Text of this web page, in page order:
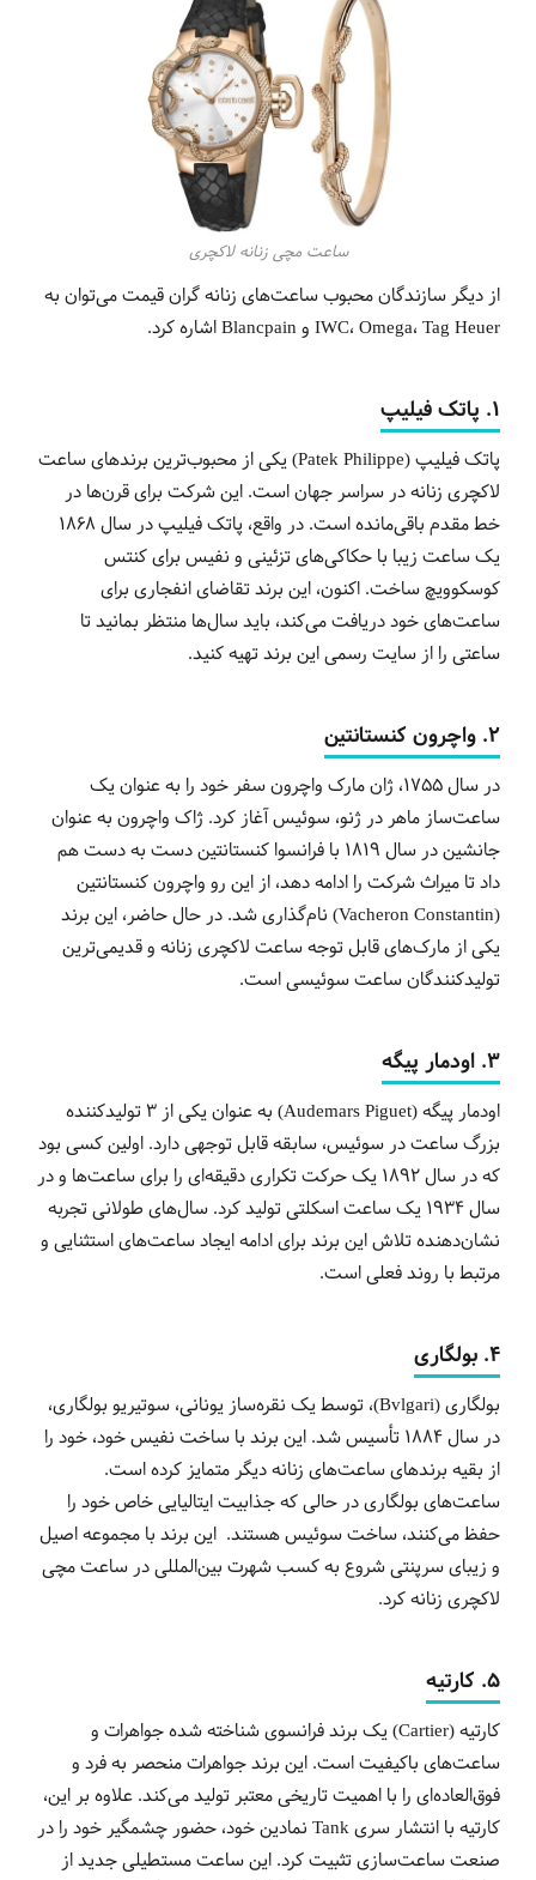
ساعت مچی زنانه لاکچری
از دیگر سازندگان محبوب ساعت‌های زنانه گران قیمت می‌توان به
IWC، Omega، Tag Heuer و Blancpain اشاره کرد.
1. پاتک فیلیپ
پاتک فیلیپ (Patek Philippe) یکی از محبوب‌ترین برندهای ساعت
لاکچری زنانه در سراسر جهان است. این شرکت برای قرن‌ها در
خط مقدم باقی‌مانده است. در واقع، پاتک فیلیپ در سال 1868
یک ساعت زیبا با حکاکی‌های تزئینی و نفیس برای کنتس
کوسکوویچ ساخت. اکنون، این برند تقاضای انفجاری برای
ساعت‌های خود دریافت می‌کند، باید سال‌ها منتظر بمانید تا
ساعتی را از سایت رسمی این برند تهیه کنید.
2. واچرون کنستانتین
در سال 1755، ژان مارک واچرون سفر خود را به عنوان یک
ساعت‌ساز ماهر در ژنو، سوئیس آغاز کرد. ژاک واچرون به عنوان
جانشین در سال 1819 با فرانسوا کنستانتین دست به دست هم
داد تا میراث شرکت را ادامه دهد، از این رو واچرون کنستانتین
(Vacheron Constantin) نام‌گذاری شد. در حال حاضر، این برند
یکی از مارک‌های قابل توجه ساعت لاکچری زنانه و قدیمی‌ترین
تولیدکنندگان ساعت سوئیسی است.
3. اودمار پیگه
اودمار پیگه (Audemars Piguet) به عنوان یکی از 3 تولیدکننده
بزرگ ساعت در سوئیس، سابقه قابل توجهی دارد. اولین کسی بود
که در سال 1892 یک حرکت تکراری دقیقه‌ای را برای ساعت‌ها و در
سال 1934 یک ساعت اسکلتی تولید کرد. سال‌های طولانی تجربه
نشان‌دهنده تلاش این برند برای ادامه ایجاد ساعت‌های استثنایی و
مرتبط با روند فعلی است.
4. بولگاری
بولگاری (Bvlgari)، توسط یک نقره‌ساز یونانی، سوتیریو بولگاری،
در سال 1884 تأسیس شد. این برند با ساخت نفیس خود، خود را
از بقیه برندهای ساعت‌های زنانه دیگر متمایز کرده است.
ساعت‌های بولگاری در حالی که جذابیت ایتالیایی خاص خود را
حفظ می‌کنند، ساخت سوئیس هستند. این برند با مجموعه اصیل
و زیبای سرپنتی شروع به کسب شهرت بین‌المللی در ساعت مچی
لاکچری زنانه کرد.
5. کارتیه
کارتیه (Cartier) یک برند فرانسوی شناخته شده جواهرات و
ساعت‌های باکیفیت است. این برند جواهرات منحصر به فرد و
فوق‌العاده‌ای را با اهمیت تاریخی معتبر تولید می‌کند. علاوه بر این،
کارتیه با انتشار سری Tank نمادین خود، حضور چشمگیر خود را در
صنعت ساعت‌سازی تثبیت کرد. این ساعت مستطیلی جدید از